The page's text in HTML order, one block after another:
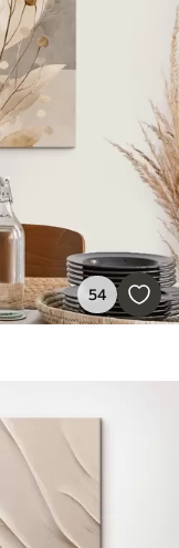
54